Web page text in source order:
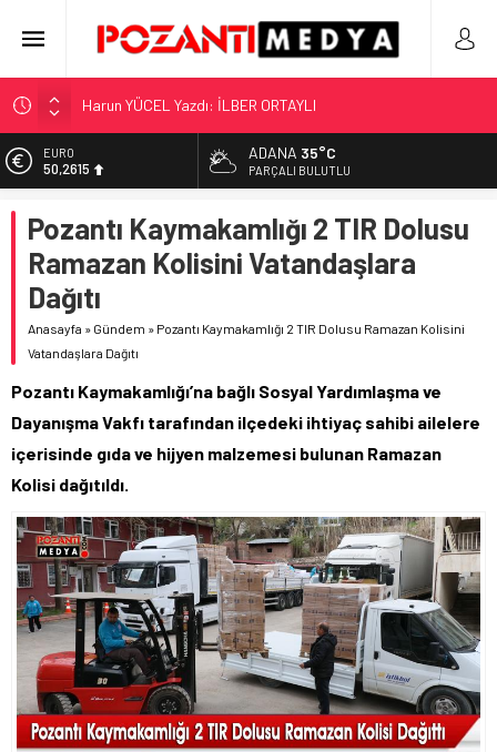
“KILAVUZ HATİCE’NİN MEZARI NEREDE?!!!”
Adana’nın Gizli Cenneti Pozantı Akçatekir Yaylası
Yılmaz Soğutma’dan Buzdolabı Uyarısı
Ajans
Harun YÜCEL Yazdı: İLBER ORTAYLI
EURO
50,2615
5.910,66
BİST
11.456,34
DOLAR
42,6961
ADANA 35°C
PARÇALI BULUTLU
Pozantı Kaymakamlığı 2 TIR Dolusu
Ramazan Kolisini Vatandaşlara
Dağıtı
Anasayfa » Gündem » Pozantı Kaymakamlığı 2 TIR Dolusu Ramazan Kolisini
Vatandaşlara Dağıtı
Pozantı Kaymakamlığı’na bağlı Sosyal Yardımlaşma ve
Dayanışma Vakfı tarafından ilçedeki ihtiyaç sahibi ailelere
içerisinde gıda ve hijyen malzemesi bulunan Ramazan
Kolisi dağıtıldı.